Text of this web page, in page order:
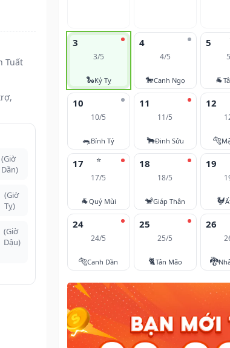
Tuất
(Giờ
Dần)
(Giờ
Tỵ)
(Giờ
Dậu)
3
3/5
🐍Kỷ Tỵ
4
4/5
🐎Canh Ngọ
5
🐐
10
10/5
🐀Bính Tý
11
11/5
🐂Đinh Sửu
12
🐅
⭐
17
17/5
🐐Quý Mùi
18
18/5
🐒Giáp Thân
19
🐓
24
24/5
🐅Canh Dần
25
25/5
🐈Tân Mão
26
🐉